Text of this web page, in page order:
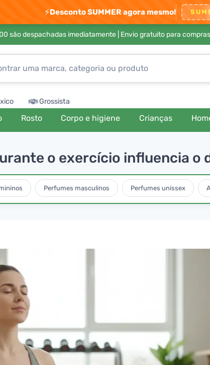
⚡Desconto SUMMER agora mesmo!
são despachadas imediatamente | Envio gratuito para
Grossista
Rosto Corpo e higiene Crianças
o exercício influencia o
Perfumes masculinos Perfumes unissex